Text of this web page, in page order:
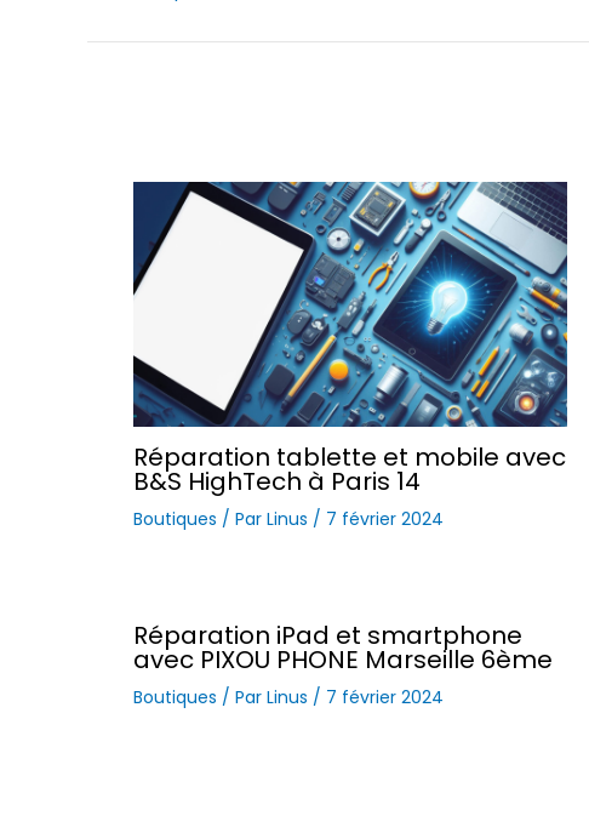
Réparation tablette et mobile avec
B&S HighTech à Paris 14
Boutiques / Par Linus / 7 février 2024
Réparation iPad et smartphone
avec PIXOU PHONE Marseille 6ème
Boutiques / Par Linus / 7 février 2024